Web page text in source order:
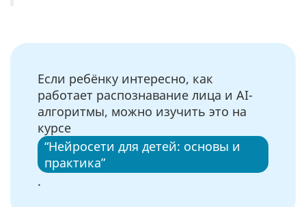
Если ребёнку интересно, как
работает распознавание лица и AI-
алгоритмы, можно изучить это на
курсе
“Нейросети для детей: основы и
практика”
.